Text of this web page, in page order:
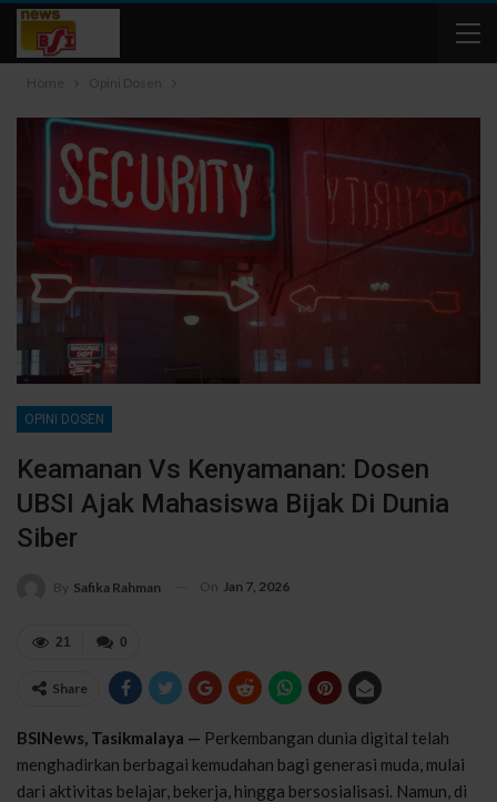
Home Opini Dosen
OPINI DOSEN
Keamanan Vs Kenyamanan: Dosen
UBSI Ajak Mahasiswa Bijak Di Dunia
Siber
By Safika Rahman On Jan 7, 2026
0
21
Share
BSINews, Tasikmalaya — Perkembangan dunia digital telah
menghadirkan berbagai kemudahan bagi generasi muda, mulai
dari aktivitas belajar, bekerja, hingga bersosialisasi. Namun, di